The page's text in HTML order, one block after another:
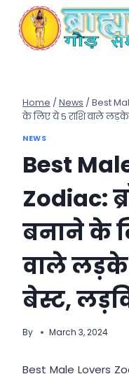
content
Home / News / Best
के लिए ये 5 राशि वाले
NEWS
Best
Zodiac:
बनाने के
वाले
बेस्ट,
By March 3, 2024
Best Male Lovers